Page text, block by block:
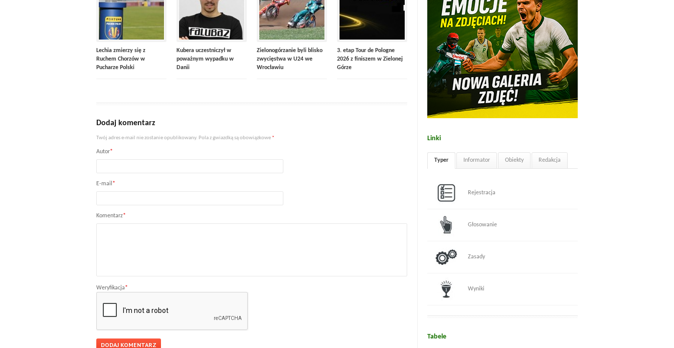
Lechia zmierzy się z
Ruchem Chorzów w
Pucharze Polski
Kubera uczestniczył w
poważnym wypadku w
Danii
Zielonogórzanie byli blisko
zwycięstwa w U24 we
Wrocławiu
3. etap Tour de Pologne
2026 z finiszem w Zielonej
Górze
Dodaj komentarz
Twój adres e-mail nie zostanie opublikowany. Pola z gwiazdką są obowiązkowe *
Autor*
E-mail *
Komentarz*
Weryfikacja*
Linki
Typer Informator Obiekty Redakcja
Rejestracja
Głosowanie
Zasady
Wyniki
Tabele